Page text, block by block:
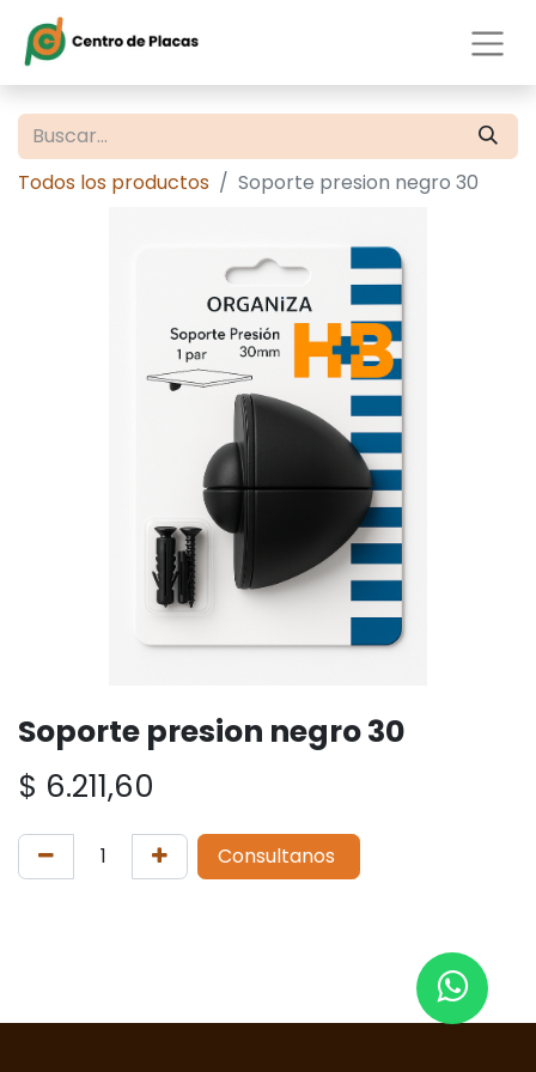
Todos los productos Soporte presion negro 30
Soporte presion negro 30
$ 6.211,60
Consultanos